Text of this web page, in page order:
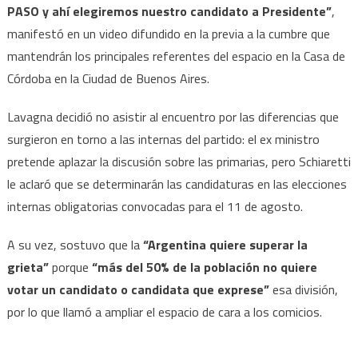
PASO y ahí elegiremos nuestro candidato a Presidente”,
manifestó en un video difundido en la previa a la cumbre que
mantendrán los principales referentes del espacio en la Casa de
Córdoba en la Ciudad de Buenos Aires.
Lavagna decidió no asistir al encuentro por las diferencias que
surgieron en torno a las internas del partido: el ex ministro
pretende aplazar la discusión sobre las primarias, pero Schiaretti
le aclaró que se determinarán las candidaturas en las elecciones
internas obligatorias convocadas para el 11 de agosto.
A su vez, sostuvo que la“Argentina quiere superar la
grieta”porque “más del 50% de la población no quiere
votar un candidato o candidata que exprese”esa división,
por lo que llamó a ampliar el espacio de cara a los comicios.